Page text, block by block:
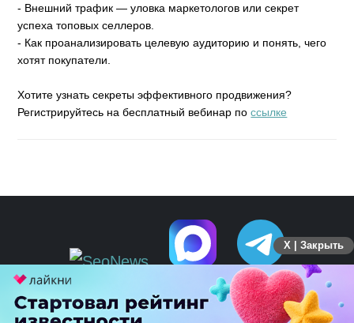
- Внешний трафик — уловка маркетологов или секрет
успеха топовых селлеров.
- Как проанализировать целевую аудиторию и понять, чего
хотят покупатели.
Хотите узнать секреты эффективного продвижения?
Регистрируйтесь на бесплатный вебинар поссылке
X | Закрыть
ПЕРЕЙТИ НА ПОЛНУЮ ВЕРСИЮ
© SEOnews.ru Все права защищены. 2026